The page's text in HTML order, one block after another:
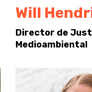
Will
Director de
Medioambiental